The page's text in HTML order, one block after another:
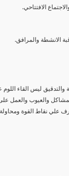
والتدقيق ليس القاء
والعيوب والعمل على
علي نقاط القوة